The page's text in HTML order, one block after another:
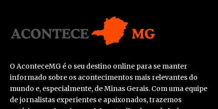
O AconteceMG é o seu destino online para se manter
informado sobre os acontecimentos mais relevantes do
mundo e, especialmente, de Minas Gerais. Com uma equipe
de jornalistas experientes e apaixonados, trazemos